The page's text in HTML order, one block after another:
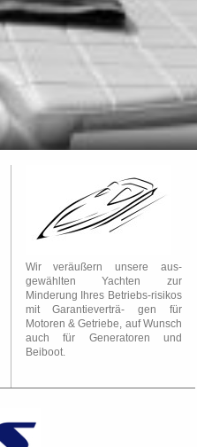
Wir veräußern unsere aus-
gewählten Yachten zur
Minderung Ihres Betriebs-risikos
mit Garantieverträ- gen für
Motoren & Getriebe, auf Wunsch
auch für Generatoren und
Beiboot.